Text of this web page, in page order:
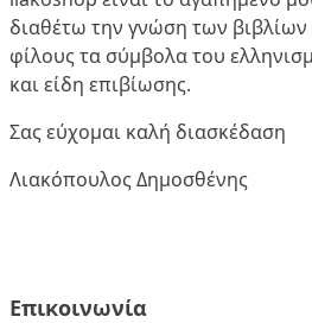
διαθέτω την γνώση των
φίλους τα σύμβολα του
και είδη επιβίωσης.
Σας εύχομαι καλή διασκέδαση
Λιακόπουλος Δημοσθένης
Επικοινωνία